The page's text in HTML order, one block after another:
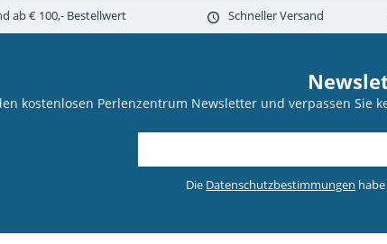
ab € 100,- Bestellwert Schneller Versand
kostenlosen Perlenzentrum Newsletter und verpassen Sie
Die Datenschutzbestimmungen